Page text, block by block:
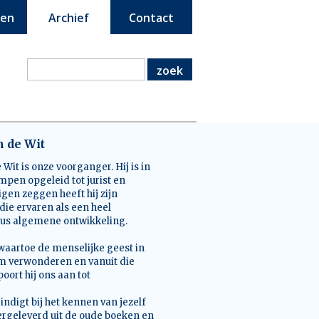
Archief Contact
zoek
de Wit
Wit is onze voorganger. Hij is in
opgeleid tot jurist en
zeggen heeft hij zijn
ervaren als een heel
algemene ontwikkeling.
de menselijke geest in
verwonderen en vanuit die
hij ons aan tot
bij het kennen van jezelf
uit de oude boeken en